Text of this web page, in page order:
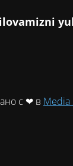
с ❤ в Media